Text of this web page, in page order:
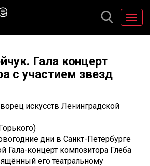
Гала концерт
с участием звезд
искусств Ленинградской
дни в Санкт-Петербурге
Гала-концерт композитора Глеба
его театральному